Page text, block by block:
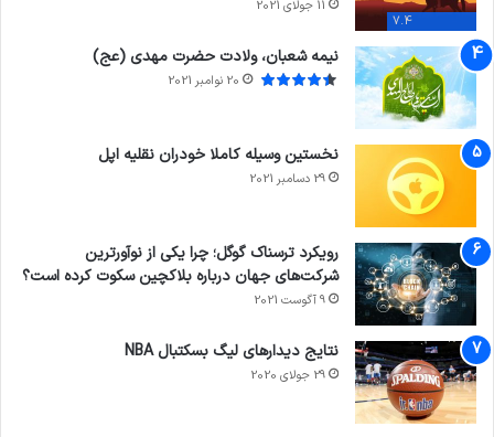
7.4
11 جولای 2021
نیمه شعبان، ولادت حضرت مهدی (عج)
20 نوامبر 2021
نخستین وسیله کاملا خودران نقلیه اپل
29 دسامبر 2021
رویکرد ترسناک گوگل؛ چرا یکی از نوآورترین
شرکت‌های جهان درباره بلاکچین سکوت کرده است؟
9 آگوست 2021
نتایج دیدار‌های لیگ بسکتبال NBA
29 جولای 2020